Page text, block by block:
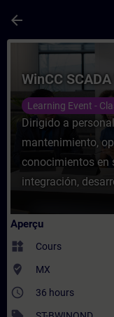
arrow_back
Cours -
WinCC
Learning Event -
Dirigido a
mantenimiento,
conocimientos en
integración,
Aperçu
widgets Cours
where_to_vote MX
access_time 36 hours